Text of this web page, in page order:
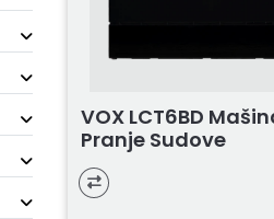
VOX LCT6BD
Pranje Sudove